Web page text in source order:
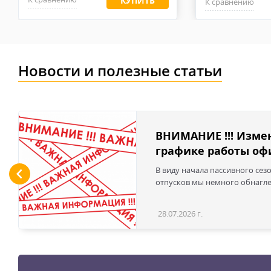
высококачественные перчатки будут быстро
Новости и полезные статьи
ВНИМАНИЕ !!!
графике работы
В виду начала пассивного
отпусков мы немного
28.07.2026 г.